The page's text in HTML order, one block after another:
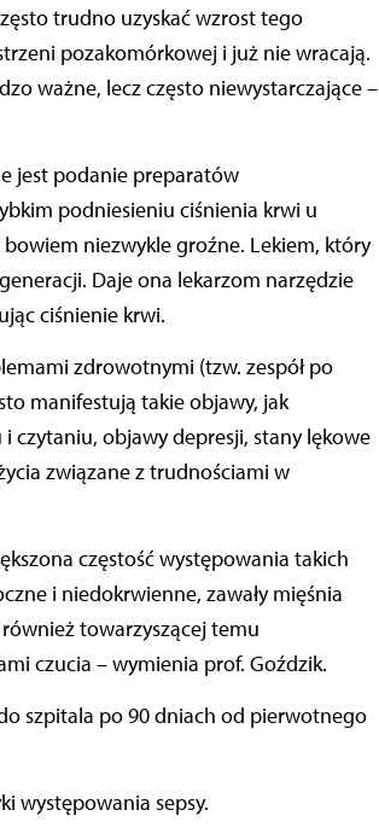
trudno uzyskać wzrost tego
pozakomórkowej i już nie wracają.
ważne, lecz często niewystarczające –
jest podanie preparatów
podniesieniu ciśnienia krwi u
niezwykle groźne. Lekiem, który
Daje ona lekarzom narzędzie
ciśnienie krwi.
zdrowotnymi (tzw. zespół po
manifestują takie objawy, jak
czytaniu, objawy depresji, stany lękowe
związane z trudnościami w
częstość występowania takich
i niedokrwienne, zawały mięśnia
towarzyszącej temu
czucia – wymienia prof. Goździk.
szpitala po 90 dniach od pierwotnego
występowania sepsy.